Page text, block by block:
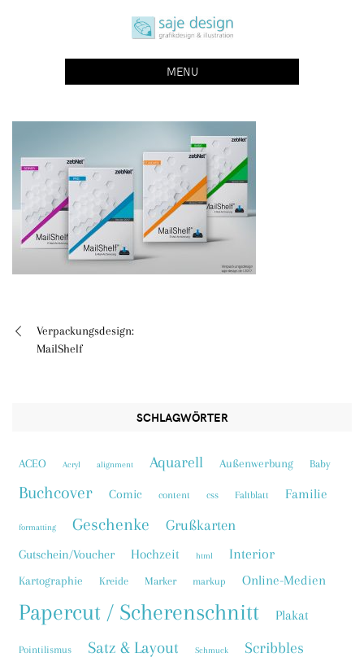
saje design bonn
grafikdesign | buchgestaltung | illustration
MENU
Beitragsnavigation
Verpackungsdesign:
MailShelf
SCHLAGWÖRTER
ACEO Acryl alignment Aquarell Außenwerbung Baby
Buchcover Comic content css Faltblatt Familie
formatting Geschenke Grußkarten
Gutschein/Voucher Hochzeit html Interior
Kartographie Kreide Marker markup Online-Medien
Papercut / Scherenschnitt Plakat
Pointilismus Satz & Layout Schmuck Scribbles